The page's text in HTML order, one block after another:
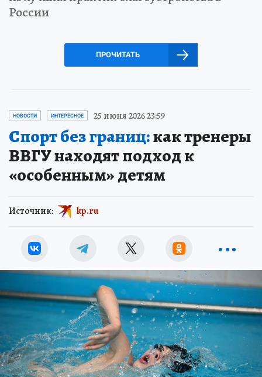
России
ПРОЧИТАТЬ
НОВОСТИ ИНТЕРЕСНОЕ 25 июня 2026 23:59
Спорт без границ:как тренеры
ВВГУ находят подход к
«особенным» детям
Источник: kp.ru